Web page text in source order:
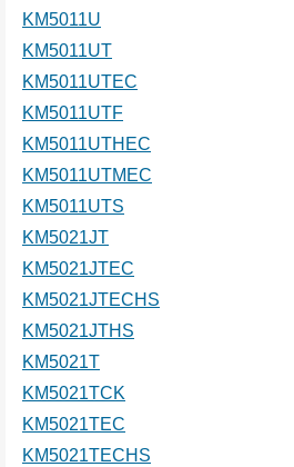
KM5011U
KM5011UT
KM5011UTEC
KM5011UTF
KM5011UTHEC
KM5011UTMEC
KM5011UTS
KM5021JT
KM5021JTEC
KM5021JTECHS
KM5021JTHS
KM5021T
KM5021TCK
KM5021TEC
KM5021TECHS